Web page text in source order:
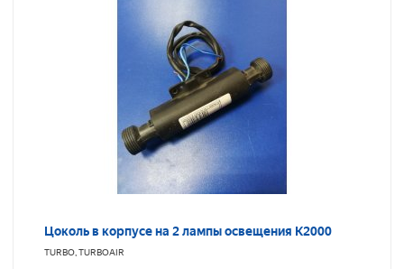
Цоколь в корпусе на 2 лампы освещения K2000
TURBO, TURBOAIR